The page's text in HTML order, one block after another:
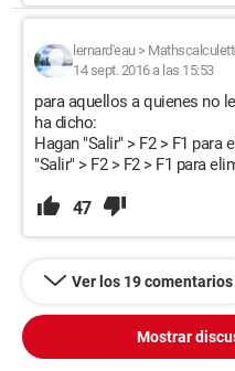
lernard'eau>
14 sept. 2016 a las 15:53
para aquellos a quienes no
ha dicho:
Hagan "Salir" > F2 > F1 para
"Salir" > F2 > F2 > F1 para
47
Ver los 19 comentarios
Mostrar